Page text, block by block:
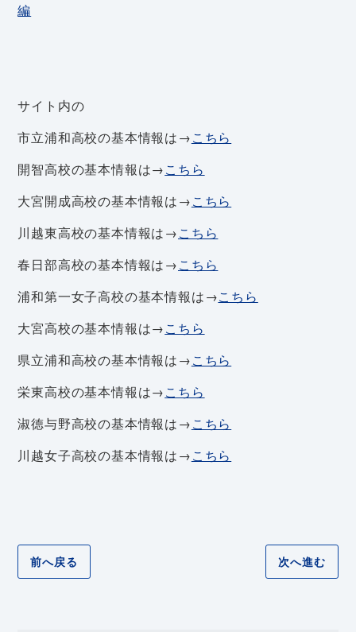
編
サイト内の
市立浦和高校の基本情報は→こちら
開智高校の基本情報は→こちら
大宮開成高校の基本情報は→こちら
川越東高校の基本情報は→こちら
春日部高校の基本情報は→こちら
浦和第一女子高校の基本情報は→こちら
大宮高校の基本情報は→こちら
県立浦和高校の基本情報は→こちら
栄東高校の基本情報は→こちら
淑徳与野高校の基本情報は→こちら
川越女子高校の基本情報は→こちら
前へ戻る 次へ進む